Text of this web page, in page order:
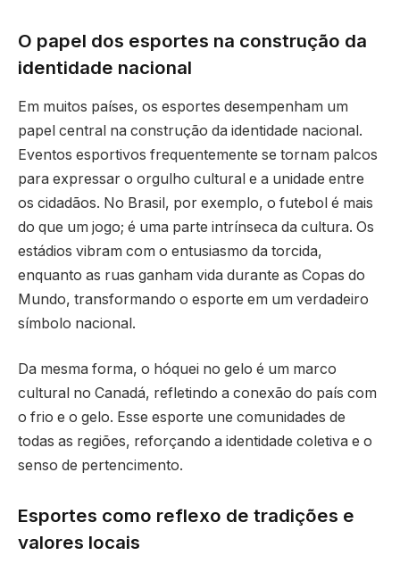
O papel dos esportes na construção da
identidade nacional
Em muitos países, os esportes desempenham um
papel central na construção da identidade nacional.
Eventos esportivos frequentemente se tornam palcos
para expressar o orgulho cultural e a unidade entre
os cidadãos. No Brasil, por exemplo, o futebol é mais
do que um jogo; é uma parte intrínseca da cultura. Os
estádios vibram com o entusiasmo da torcida,
enquanto as ruas ganham vida durante as Copas do
Mundo, transformando o esporte em um verdadeiro
símbolo nacional.
Da mesma forma, o hóquei no gelo é um marco
cultural no Canadá, refletindo a conexão do país com
o frio e o gelo. Esse esporte une comunidades de
todas as regiões, reforçando a identidade coletiva e o
senso de pertencimento.
Esportes como reflexo de tradições e
valores locais